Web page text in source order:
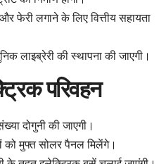
फेरी लगाने के लिए वित्तीय सहायता
लाइब्रेरी की स्थापना की जाएगी।
परिवहन
दोगुनी की जाएगी।
को मुफ्त सोलर पैनल मिलेंगे।